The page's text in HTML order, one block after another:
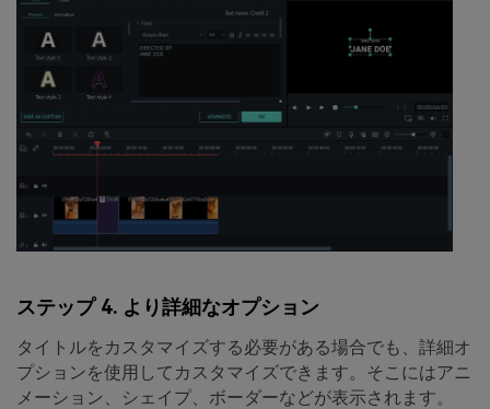
ステップ 4. より詳細なオプション
タイトルをカスタマイズする必要がある場合でも、詳細オ
プションを使用してカスタマイズできます。そこにはアニ
メーション、シェイプ、ボーダーなどが表示されます。